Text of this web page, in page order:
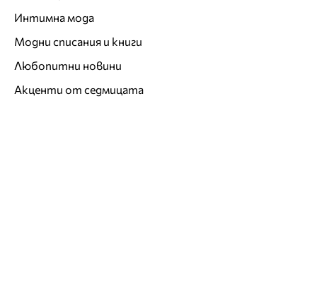
Интимна мода
Модни списания и книги
Любопитни новини
Акценти от седмицата